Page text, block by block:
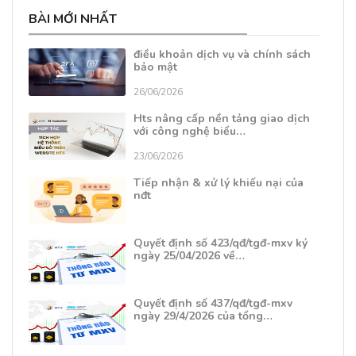
BÀI MỚI NHẤT
điều khoản dịch vụ và chính sách
bảo mật
26/06/2026
Hts nâng cấp nền tảng giao dịch
với công nghệ biểu…
23/06/2026
Tiếp nhận & xử lý khiếu nại của
nđt
Quyết định số 423/qđ/tgđ-mxv ký
ngày 25/04/2026 về…
Quyết định số 437/qđ/tgđ-mxv
ngày 29/4/2026 của tổng…